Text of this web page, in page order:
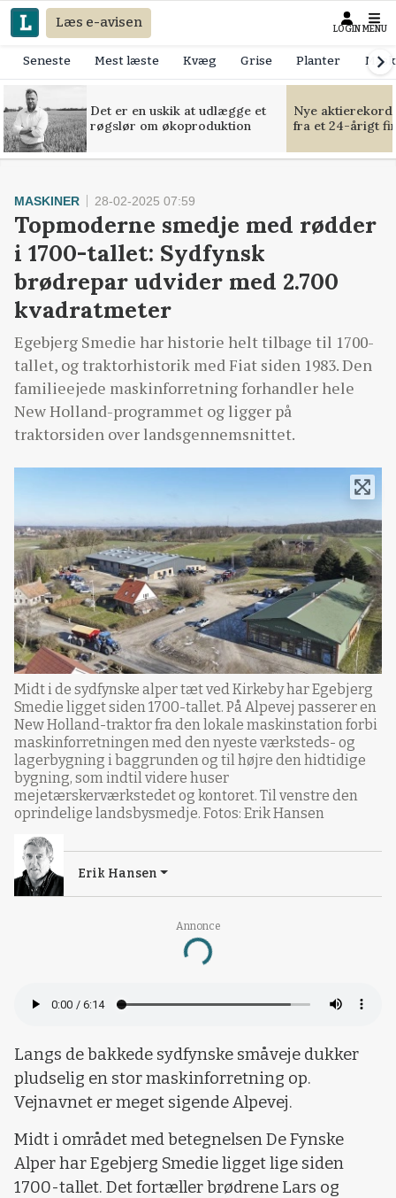
Læs e-avisen LOGIN MENU
Seneste Mest læste Kvæg Grise Planter
Det er en uskik at udlægge et
røgslør om økoproduktion
Nye
fra et 24-årigt
Annonce
Loading...
MASKINER 28-02-2025 07:59
Topmoderne smedje med rødder
i 1700-tallet: Sydfynsk
brødrepar udvider med 2.700
kvadratmeter
Egebjerg Smedie har historie helt tilbage til 1700-
tallet, og traktorhistorik med Fiat siden 1983. Den
familieejede maskinforretning forhandler hele
New Holland-programmet og ligger på
traktorsiden over landsgennemsnittet.
Midt i de sydfynske alper tæt ved Kirkeby har Egebjerg
Smedie ligget siden 1700-tallet. På Alpevej passerer en
New Holland-traktor fra den lokale maskinstation forbi
maskinforretningen med den nyeste værksteds- og
lagerbygning i baggrunden og til højre den hidtidige
bygning, som indtil videre huser
mejetærskerværkstedet og kontoret. Til venstre den
oprindelige landsbysmedje. Fotos: Erik Hansen
Erik Hansen
Langs de bakkede sydfynske småveje dukker
pludselig en stor maskinforretning op.
Vejnavnet er meget sigende Alpevej.
Midt i området med betegnelsen De Fynske
Alper har Egebjerg Smedie ligget lige siden
1700-tallet. Det fortæller brødrene Lars og